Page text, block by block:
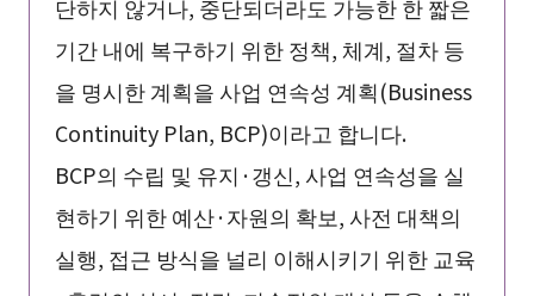
단하지 않거나, 중단되더라도 가능한 한 짧은
기간 내에 복구하기 위한 정책, 체계, 절차 등
을 명시한 계획을 사업 연속성 계획(Business
Continuity Plan, BCP)이라고 합니다.
BCP의 수립 및 유지·갱신, 사업 연속성을 실
현하기 위한 예산·자원의 확보, 사전 대책의
실행, 접근 방식을 널리 이해시키기 위한 교육